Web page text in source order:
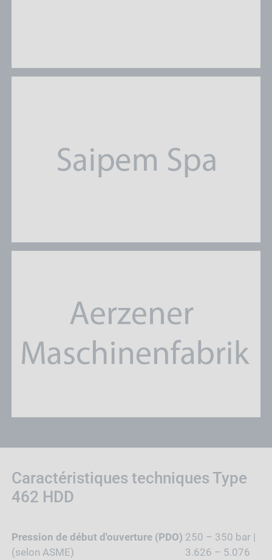
Caractéristiques techniques Type
462 HDD
Pression de début d'ouverture (PDO)
(selon ASME)
250 – 350 bar |
3.626 – 5.076